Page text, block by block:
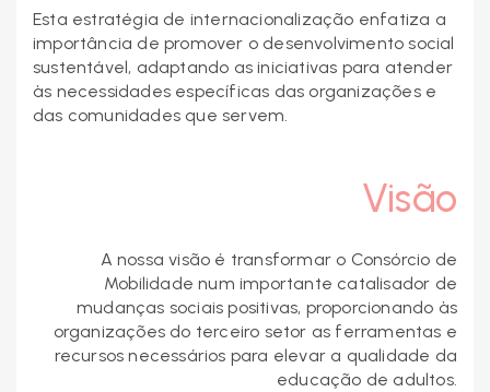
Esta estratégia de internacionalização enfatiza a
importância de promover o desenvolvimento social
sustentável, adaptando as iniciativas para atender
às necessidades específicas das organizações e
das comunidades que servem.
Visão
A nossa visão é transformar o Consórcio de
Mobilidade num importante catalisador de
mudanças sociais positivas, proporcionando às
organizações do terceiro setor as ferramentas e
recursos necessários para elevar a qualidade da
educação de adultos.